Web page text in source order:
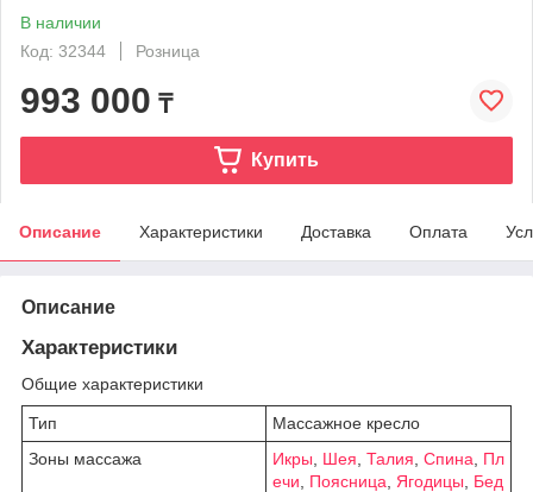
В наличии
Код: 32344
Розница
993 000 ₸
Купить
Описание Характеристики Доставка Оплата
Описание
Характеристики
Общие характеристики
Тип
Массажное кресло
Зоны массажа
Икры Шея Талия Спина
Пл
ечи
Поясница Ягодицы
Бед